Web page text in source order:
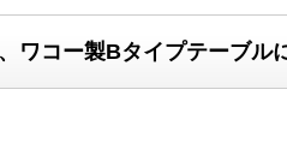
コー製Bタイプテーブル